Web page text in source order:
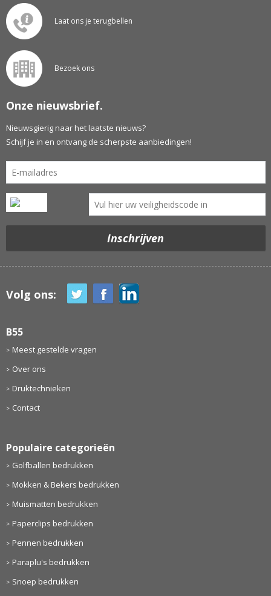
Laat ons je terugbellen
Bezoek ons
Onze nieuwsbrief.
Nieuwsgierig naar het laatste nieuws?
Schijf je in en ontvang de scherpste aanbiedingen!
Volg ons:
B55
Meest gestelde vragen
Over ons
Druktechnieken
Contact
Populaire categorieën
Golfballen bedrukken
Mokken & Bekers bedrukken
Muismatten bedrukken
Paperclips bedrukken
Pennen bedrukken
Paraplu's bedrukken
Snoep bedrukken